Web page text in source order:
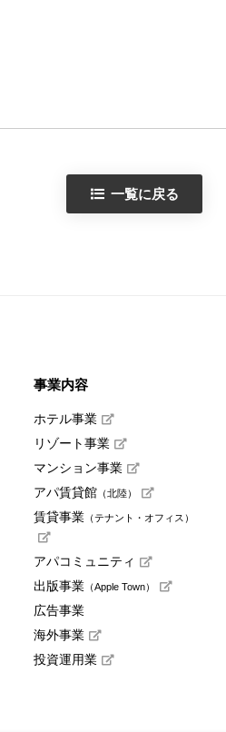
一覧に戻る
事業内容
ホテル事業
リゾート事業
マンション事業
アパ賃貸館（北陸）
賃貸事業（テナント・オフィス）
アパコミュニティ
出版事業（Apple Town）
広告事業
海外事業
投資運用業